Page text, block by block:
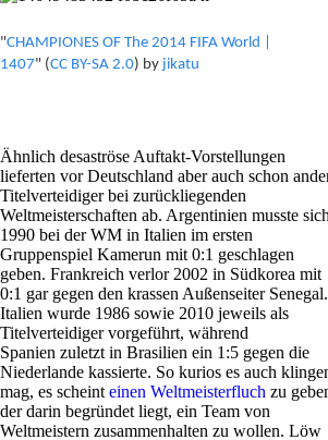
"CHAMPIONES OF The 2014 FIFA World |
1407" (CC BY-SA 2.0) by jikatu
Ähnlich desaströse Auftakt-Vorstellungen
lieferten vor Deutschland aber auch schon
Titelverteidiger bei zurückliegenden
Weltmeisterschaften ab. Argentinien musste sich
1990 bei der WM in Italien im ersten
Gruppenspiel Kamerun mit 0:1 geschlagen
geben. Frankreich verlor 2002 in Südkorea mit
0:1 gar gegen den krassen Außenseiter Senegal.
Italien wurde 1986 sowie 2010 jeweils als
Titelverteidiger vorgeführt, während
Spanien zuletzt in Brasilien ein 1:5 gegen die
Niederlande kassierte. So kurios es auch
mag, es scheint einen Weltmeisterfluch zu
der darin begründet liegt, ein Team von
Weltmeistern zusammenhalten zu wollen. Löw